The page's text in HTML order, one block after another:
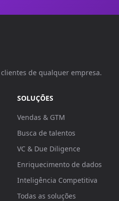
de qualquer empresa.
SOLUÇÕES
Vendas & GTM
Busca de talentos
VC & Due Diligence
Enriquecimento de dados
Inteligência Competitiva
Todas as soluções